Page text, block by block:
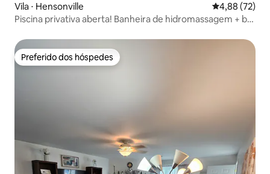
Vila ⋅ Hensonville 4,88 de uma
4,88 (72)
Piscina privativa aberta! Banheira de hidromassagem + bar
Preferido dos hóspedes
Preferido dos hóspedes